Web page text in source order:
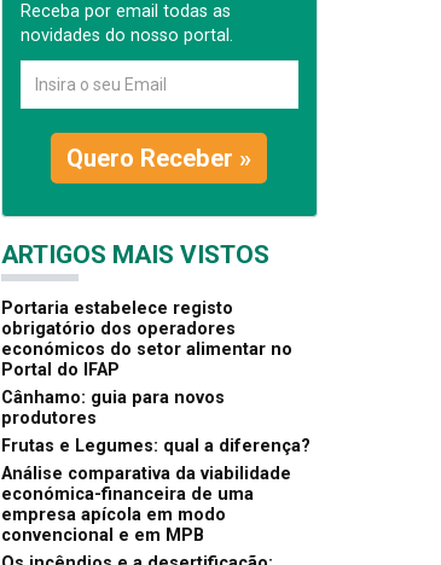
Receba por email todas as
novidades do nosso portal.
Quero Receber »
ARTIGOS MAIS VISTOS
Portaria estabelece registo
obrigatório dos operadores
económicos do setor alimentar no
Portal do IFAP
Cânhamo: guia para novos
produtores
Frutas e Legumes: qual a diferença?
Análise comparativa da viabilidade
económica-financeira de uma
empresa apícola em modo
convencional e em MPB